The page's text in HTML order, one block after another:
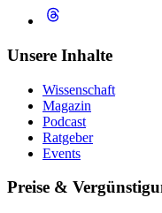
Unsere Inhalte
Wissenschaft
Magazin
Podcast
Ratgeber
Events
Preise &